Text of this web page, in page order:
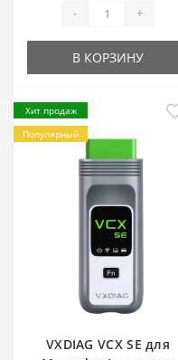
- +
В КОРЗИНУ
Хит продаж
Популярный
VXDIAG VCX SE для